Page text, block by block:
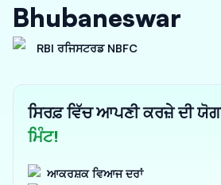
Bhubaneswar
RBI ਰਜਿਸਟਰਡ NBFC
ਸਿਰਫ਼ ਵਿੱਚ ਆਪਣੀ ਕਰਜ਼ੇ ਦੀ
ਮਿੰਟ!
ਆਕਰਸ਼ਕ ਵਿਆਜ ਦਰਾਂ